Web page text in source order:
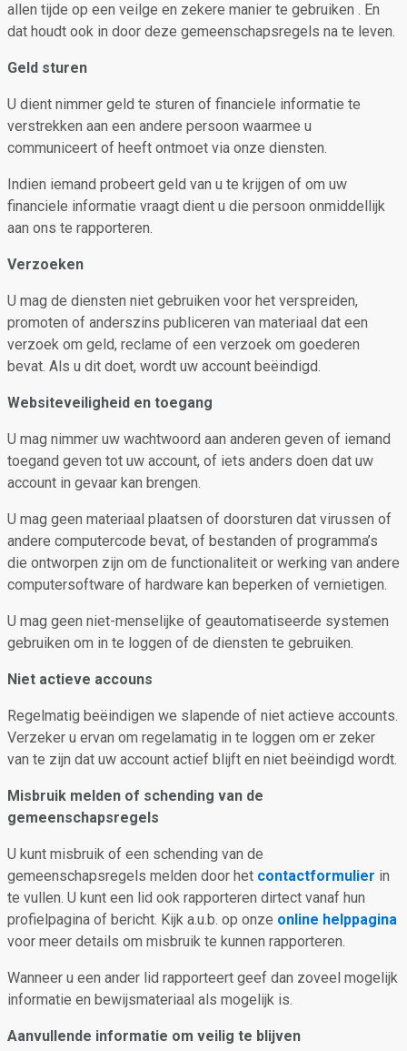
allen tijde op een veilge en zekere manier te gebruiken . En
dat houdt ook in door deze gemeenschapsregels na te leven.
Geld sturen
U dient nimmer geld te sturen of financiele informatie te
verstrekken aan een andere persoon waarmee u
communiceert of heeft ontmoet via onze diensten.
Indien iemand probeert geld van u te krijgen of om uw
financiele informatie vraagt dient u die persoon onmiddellijk
aan ons te rapporteren.
Verzoeken
U mag de diensten niet gebruiken voor het verspreiden,
promoten of anderszins publiceren van materiaal dat een
verzoek om geld, reclame of een verzoek om goederen
bevat. Als u dit doet, wordt uw account beëindigd.
Websiteveiligheid en toegang
U mag nimmer uw wachtwoord aan anderen geven of iemand
toegand geven tot uw account, of iets anders doen dat uw
account in gevaar kan brengen.
U mag geen materiaal plaatsen of doorsturen dat virussen of
andere computercode bevat, of bestanden of programma’s
die ontworpen zijn om de functionaliteit or werking van andere
computersoftware of hardware kan beperken of vernietigen.
U mag geen niet-menselijke of geautomatiseerde systemen
gebruiken om in te loggen of de diensten te gebruiken.
Niet actieve accouns
Regelmatig beëindigen we slapende of niet actieve accounts.
Verzeker u ervan om regelamatig in te loggen om er zeker
van te zijn dat uw account actief blijft en niet beëindigd wordt.
Misbruik melden of schending van de
gemeenschapsregels
U kunt misbruik of een schending van de
gemeenschapsregels melden door het contactformulier in
te vullen. U kunt een lid ook rapporteren dirtect vanaf hun
profielpagina of bericht. Kijk a.u.b. op onze online helppagina
voor meer details om misbruik te kunnen rapporteren.
Wanneer u een ander lid rapporteert geef dan zoveel mogelijk
informatie en bewijsmateriaal als mogelijk is.
Aanvullende informatie om veilig te blijven